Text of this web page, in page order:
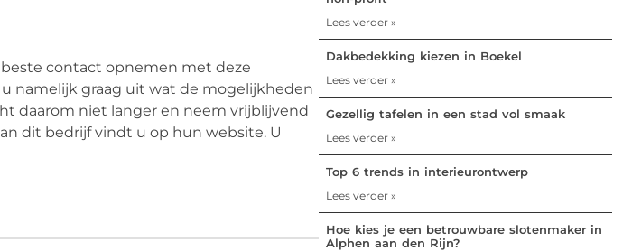
contact opnemen met deze
namelijk graag uit wat de mogelijkheden
daarom niet langer en neem vrijblijvend
dit bedrijf vindt u op hun website. U
Lees verder »
Dakbedekking kiezen in Boekel
Lees verder »
Gezellig tafelen in een stad vol smaak
Lees verder »
Top 6 trends in interieurontwerp
Lees verder »
Hoe kies je een betrouwbare slotenmaker in
Alphen aan den Rijn?